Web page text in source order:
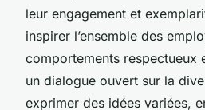
leur engagement et
inspirer l’ensemble des
comportements respectueux
un dialogue ouvert sur la
exprimer des idées variées,